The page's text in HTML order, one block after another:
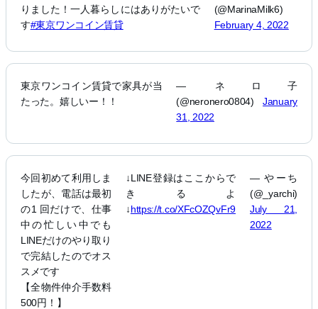
りました！一人暮らしにはありがたいで
す#東京ワンコイン賃貸
(@MarinaMilk6)
February 4, 2022
東京ワンコイン賃貸で家具が当
たった。嬉しいー！！
— ネロ子
(@neronero0804)January
31, 2022
今回初めて利用しま
したが、電話は最初
の1 回だけで、仕事
中の忙しい中でも
LINEだけのやり取り
で完結したのでオス
スメです
【全物件仲介手数料
500円！】
↓LINE登録はここからで
きるよ
↓https://t.co/XFcOZQvFr9
— やーち
(@_yarchi)
July 21,
2022